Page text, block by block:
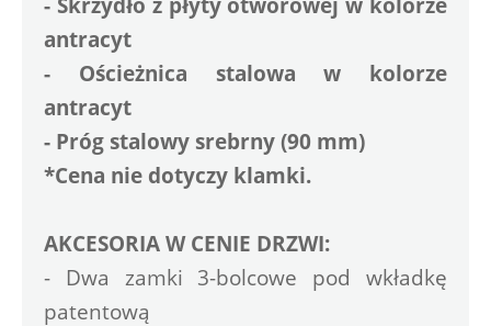
antracyt
- Ościeżnica stalowa w kolorze
antracyt
- Próg stalowy srebrny (90 mm)
*Cena nie dotyczy klamki.
AKCESORIA W CENIE DRZWI:
- Dwa zamki 3-bolcowe pod wkładkę
patentową